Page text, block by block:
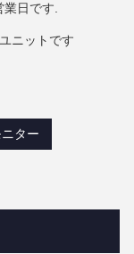
日です.
ニットです
ター